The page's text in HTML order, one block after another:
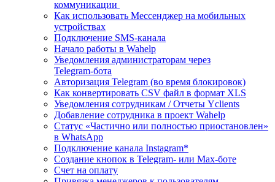
коммуникации
Как использовать Мессенджер на мобильных
устройствах
Подключение SMS‑канала
Начало работы в Wahelp
Уведомления администраторам через
Telegram‑бота
Авторизация Telegram (во время блокировок)
Как конвертировать CSV файл в формат XLS
Уведомления сотрудникам / Отчеты Yclients
Добавление сотрудника в проект Wahelp
Статус «Частично или полностью приостановлен»
в WhatsApp
Подключение канала Instagram*
Создание кнопок в Telegram- или Max-боте
Счет на оплату